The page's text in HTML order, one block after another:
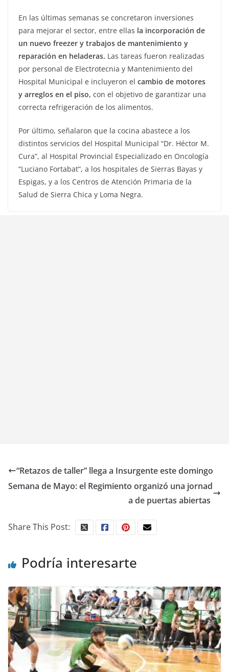
En las últimas semanas se concretaron inversiones
para mejorar el sector, entre ellas la incorporación de
un nuevo freezer y trabajos de mantenimiento y
reparación en heladeras. Las tareas fueron realizadas
por personal de Electrotecnia y Mantenimiento del
Hospital Municipal e incluyeron el cambio de motores
y arreglos en el piso, con el objetivo de garantizar una
correcta refrigeración de los alimentos.
Por último, señalaron que la cocina abastece a los
distintos servicios del Hospital Municipal “Dr. Héctor M.
Cura”, al Hospital Provincial Especializado en Oncología
“Luciano Fortabat”, a los hospitales de Sierras Bayas y
Espigas, y a los Centros de Atención Primaria de la
Salud de Sierra Chica y Loma Negra.
“Retazos de taller” llega a Insurgente este domingo
Semana de Mayo: el Regimiento organizó una jornad
a de puertas abiertas
Share This Post:
Podría interesarte